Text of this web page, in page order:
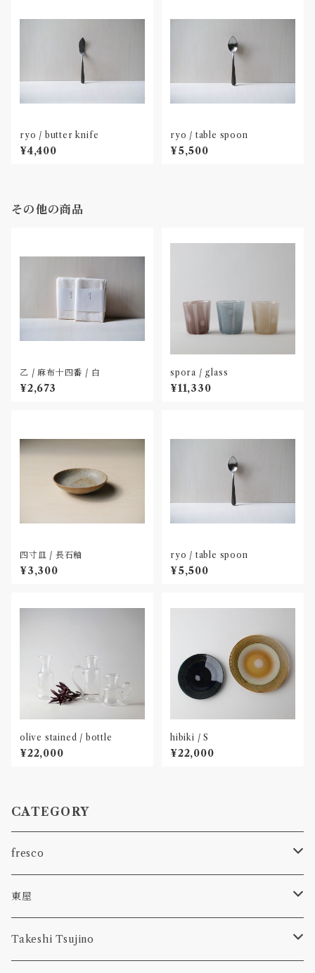
ryo / butter knife
¥4,400
ryo / table spoon
¥5,500
その他の商品
乙 / 麻布十四番 / 白
¥2,673
spora / glass
¥11,330
四寸皿 / 長石釉
¥3,300
ryo / table spoon
¥5,500
olive stained / bottle
¥22,000
hibiki / S
¥22,000
CATEGORY
fresco
spora
1.9m
東屋
型皿
Takeshi Tsujino